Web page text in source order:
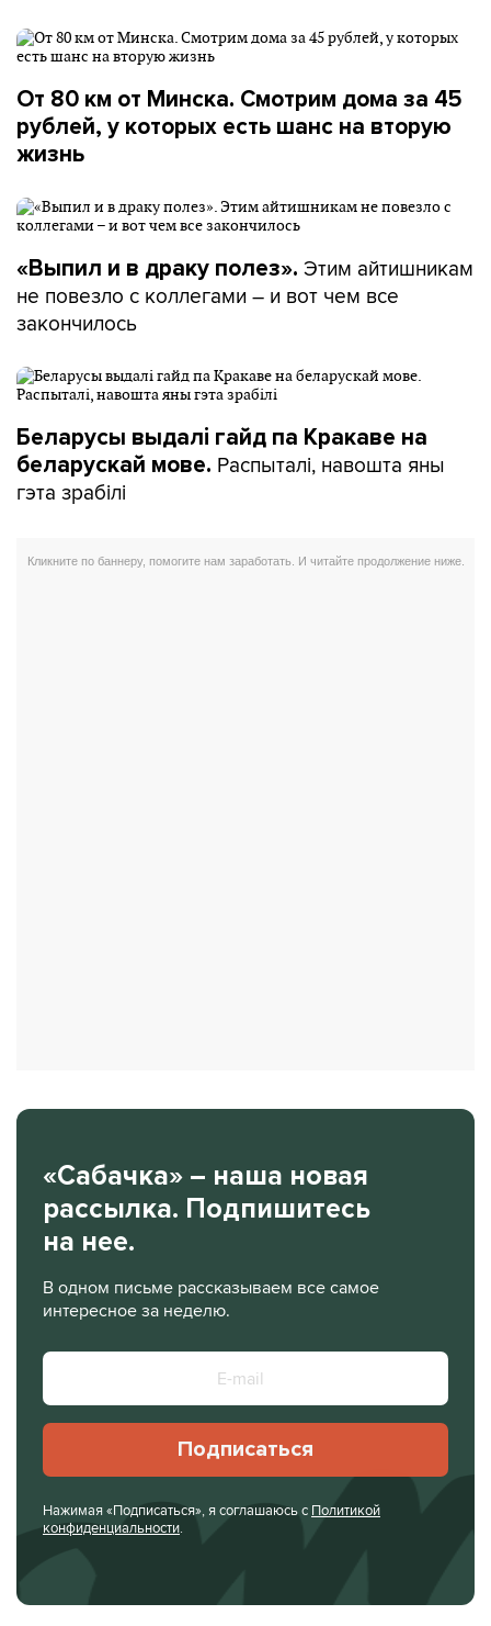
От 80 км от Минска. Смотрим дома за 45
рублей, у которых есть шанс на вторую
жизнь
«Выпил и в драку полез». Этим айтишникам
не повезло с коллегами – и вот чем все
закончилось
Беларусы выдалі гайд па Кракаве на
беларускай мове. Распыталі, навошта яны
гэта зрабілі
«Сабачка» – наша новая
рассылка. Подпишитесь
на нее.
В одном письме рассказываем все самое
интересное за неделю.
Подписаться
Нажимая «Подписаться», я соглашаюсь с Политикой
конфиденциальности.